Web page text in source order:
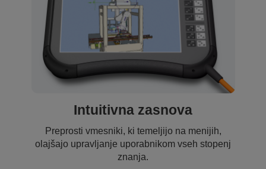
Intuitivna zasnova
Preprosti vmesniki, ki temeljijo na menijih,
olajšajo upravljanje uporabnikom vseh stopenj
znanja.